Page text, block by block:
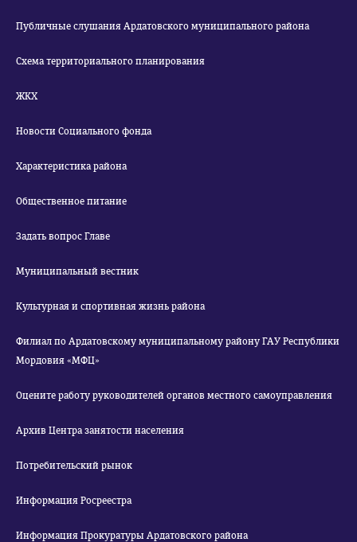
Публичные слушания Ардатовского муниципального района
Схема территориального планирования
ЖКХ
Новости Социального фонда
Характеристика района
Общественное питание
Задать вопрос Главе
Муниципальный вестник
Культурная и спортивная жизнь района
Филиал по Ардатовскому муниципальному району ГАУ Республики
Мордовия «МФЦ»
Оцените работу руководителей органов местного самоуправления
Архив Центра занятости населения
Потребительский рынок
Информация Росреестра
Информация Прокуратуры Ардатовского района